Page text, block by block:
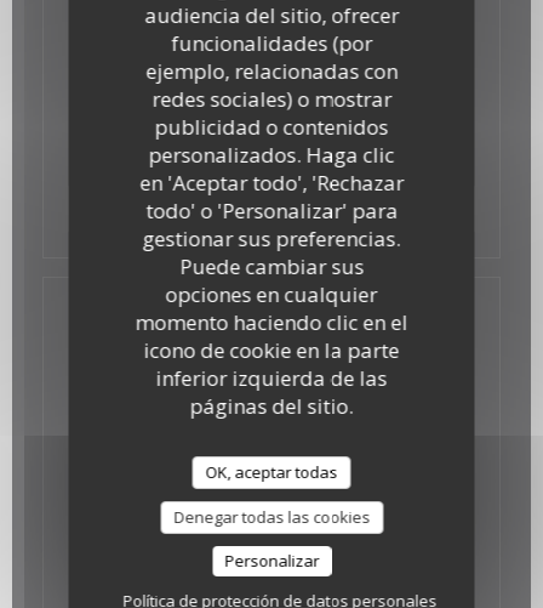
audiencia del sitio, ofrecer
funcionalidades (por
ejemplo, relacionadas con
redes sociales) o mostrar
publicidad o contenidos
personalizados. Haga clic
en 'Aceptar todo', 'Rechazar
todo' o 'Personalizar' para
gestionar sus preferencias.
Puede cambiar sus
opciones en cualquier
momento haciendo clic en el
icono de cookie en la parte
inferior izquierda de las
páginas del sitio.
OK, aceptar todas
Denegar todas las cookies
Personalizar
Política de protección de datos personales
19/06/2017
LE BONBON
Mira el articulo de prensa((abre en una